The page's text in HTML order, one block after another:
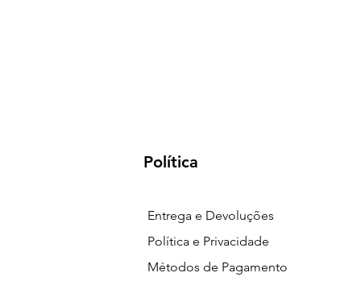
Política
Entrega e Devoluções
Política e Privacidade
Métodos de Pagamento